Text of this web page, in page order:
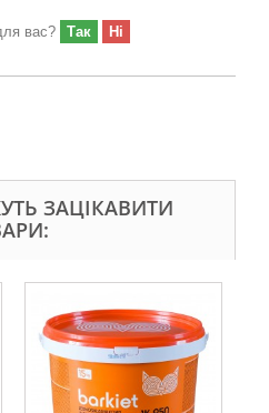
вас? Так Ні
ЗАЦІКАВИТИ